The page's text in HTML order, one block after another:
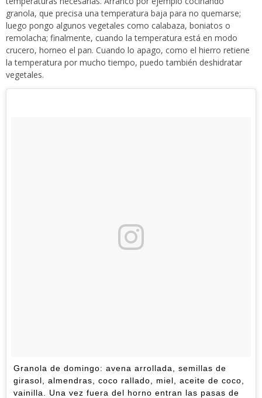
granola, que precisa una temperatura baja para no quemarse;
luego pongo algunos vegetales como calabaza, boniatos o
remolacha; finalmente, cuando la temperatura está en modo
crucero, horneo el pan. Cuando lo apago, como el hierro retiene
la temperatura por mucho tiempo, puedo también deshidratar
vegetales.
Granola de domingo: avena arrollada, semillas de
girasol, almendras, coco rallado, miel, aceite de coco,
vainilla. Una vez fuera del horno entran las pasas de